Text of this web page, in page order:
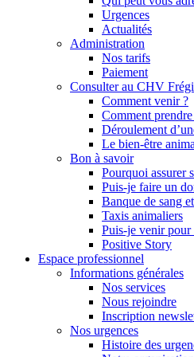
Urgences
Actualités
Administration
Nos tarifs
Paiement
Consulter au CHV
Comment venir ?
Comment
Déroulement
Le bien-être
Bon à savoir
Pourquoi assurer
Puis-je faire un
Banque de sang
Taxis animaliers
Puis-je venir pour
Positive Story
Espace professionnel
Informations générales
Nos services
Nous rejoindre
Inscription
Nos urgences
Histoire des